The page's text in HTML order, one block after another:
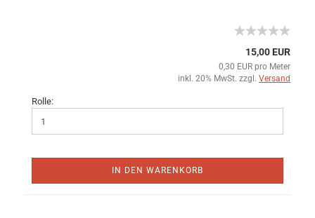
15,00 EUR
0,30 EUR pro Meter
inkl. 20% MwSt. zzgl. Versand
Rolle:
IN DEN WARENKORB